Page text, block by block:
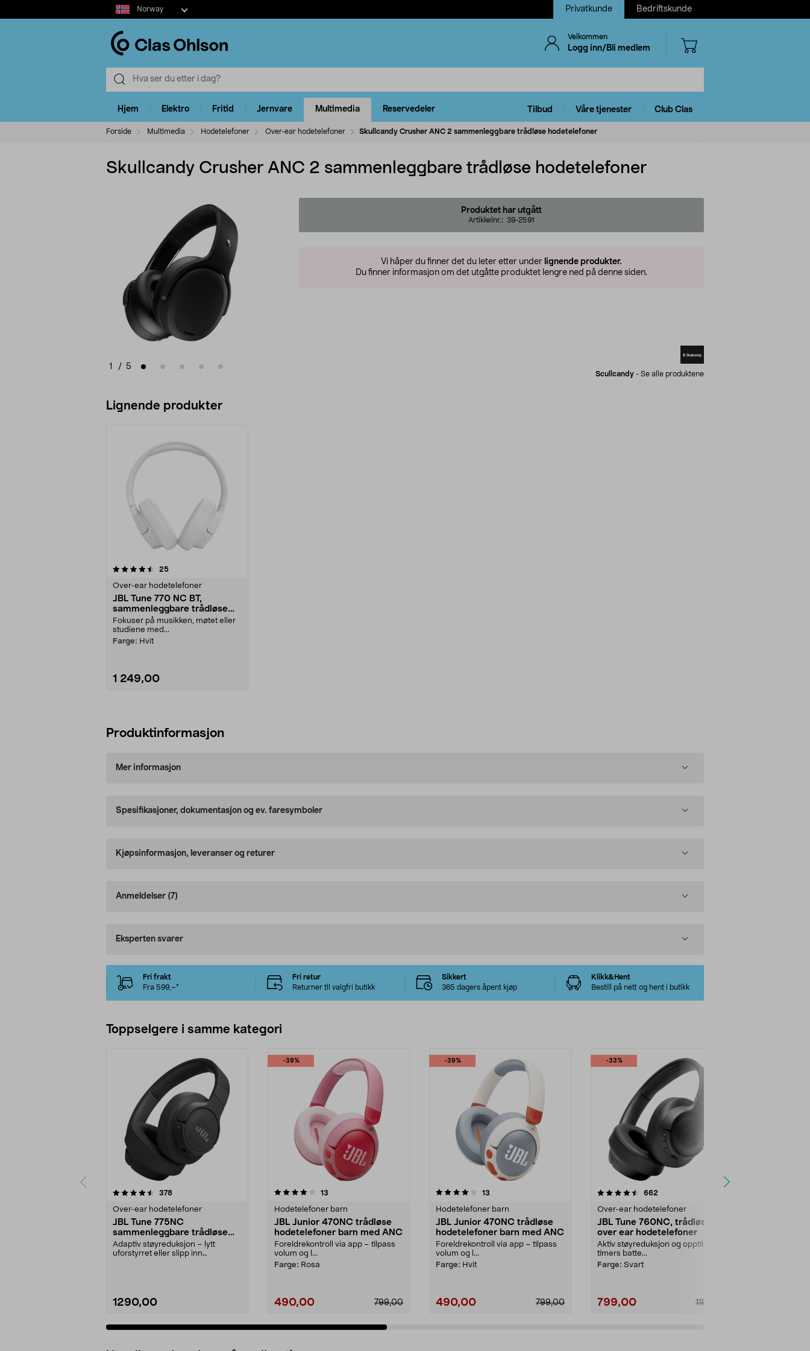
Select
market
Norway Privatkunde Bedriftskunde
Velkommen
Logg inn/Bli medlem
Hjem Elektro Fritid Jernvare Multimedia Reservedeler Tilbud Våre tjenester Club Clas
Forside Multimedia Hodetelefoner Over-ear hodetelefoner Skullcandy Crusher ANC 2 sammenleggbare trådløse hodetelefoner
Skullcandy Crusher ANC 2 sammenleggbare trådløse hodetelefoner
1 / 5
Produktet har utgått
Artikkelnr.: 39-2591
Vi håper du finner det du leter etter under lignende produkter.
Du finner informasjon om det utgåtte produktet lengre ned på denne siden.
Scullcandy - Se alle produktene
Lignende produkter
25anmeldelser
Over-ear hodetelefoner
JBL Tune 770 NC BT,
sammenleggbare trådløse
hodetelefoner
Fokuser på musikken, møtet eller
studiene med...
Farge: Hvit
1 249,00
Produktinformasjon
Mer informasjon
Spesifikasjoner, dokumentasjon og ev. faresymboler
Kjøpsinformasjon, leveranser og returer
Anmeldelser (7)
Eksperten svarer
Fri frakt
Fra 599,–*
Fri retur
Returner til valgfri butikk
Sikkert
365 dagers åpent kjøp
Klikk&Hent
Bestill på nett og hent i butikk
Toppselgere i samme kategori
378anmeldelser
Over-ear hodetelefoner
JBL Tune 775NC
sammenleggbare trådløse
over ear-hodetelefoner,
svarte
Adaptiv støyreduksjon – lytt
uforstyrret eller slipp inn
1290,00
-39%
4.0 av 5 stjerner 13
Hodetelefoner barn
JBL Junior 470NC trådløse
hodetelefoner barn med ANC
Foreldrekontroll via app – tilpass
volum og l...
Farge: Rosa
490,00 799,00
-39%
4.0 av 5 stjerner 13
Hodetelefoner barn
JBL Junior 470NC trådløse
hodetelefoner barn med ANC
Foreldrekontroll via app – tilpass
volum og l...
Farge: Hvit
490,00 799,00
-33%
4.5 av 5 stjerner 662
Over-ear hodetelefoner
JBL Tune 760NC, trådløse
over ear hodetelefoner
Aktiv støyreduksjon og opptil 50
timers batte...
Farge: Svart
799,00 1190,00
4.5 av 5 stjerner